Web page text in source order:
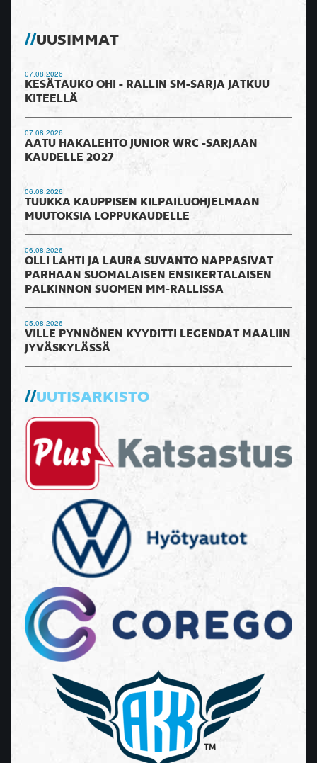
UUSIMMAT
07.08.2026
KESÄTAUKO OHI - RALLIN SM-SARJA JATKUU
KITEELLÄ
07.08.2026
AATU HAKALEHTO JUNIOR WRC -SARJAAN
KAUDELLE 2027
06.08.2026
TUUKKA KAUPPISEN KILPAILUOHJELMAAN
MUUTOKSIA LOPPUKAUDELLE
06.08.2026
OLLI LAHTI JA LAURA SUVANTO NAPPASIVAT
PARHAAN SUOMALAISEN ENSIKERTALAISEN
PALKINNON SUOMEN MM-RALLISSA
05.08.2026
VILLE PYNNÖNEN KYYDITTI LEGENDAT MAALIIN
JYVÄSKYLÄSSÄ
UUTISARKISTO